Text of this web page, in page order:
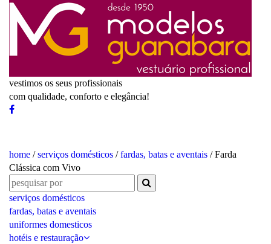
vestimos os seus profissionais
com qualidade, conforto e elegância!
home /serviços domésticos /fardas, batas e aventais / Farda
Clássica com Vivo
serviços domésticos
fardas, batas e aventais
uniformes domesticos
hotéis e restauração